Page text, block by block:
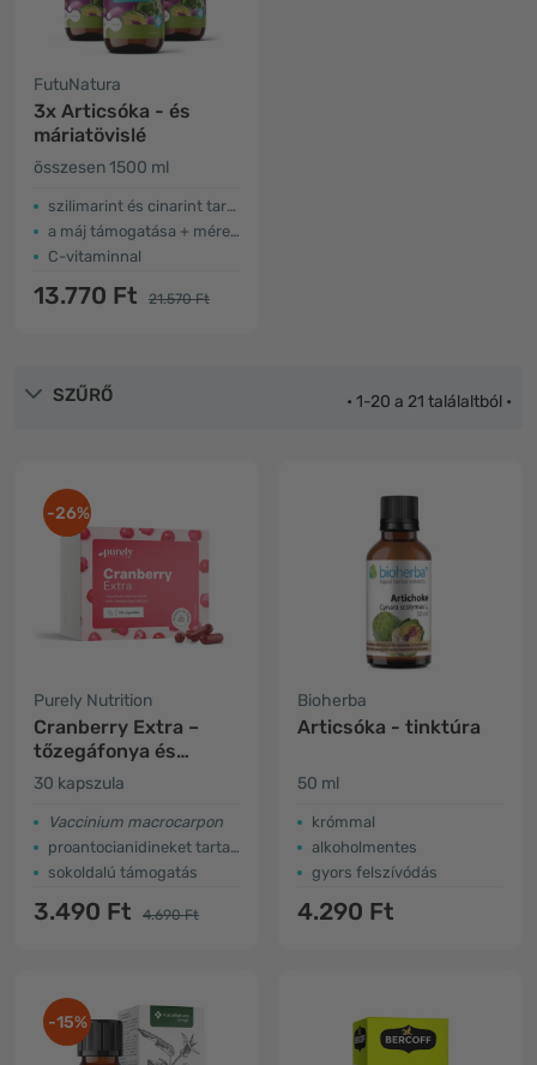
FutuNatura
3x Articsóka - és
máriatövislé
összesen 1500 ml
szilimarint és cinarint tartalmaz
a máj támogatása + méregtelenítés
C-vitaminnal
13.770 Ft 21.570 Ft
SZŰRŐ • 1-20 a 21 találaltból •
-26%
Purely Nutrition
Cranberry Extra –
tőzegáfonya és
petrezselyem kivonat
30 kapszula
Vaccinium macrocarpon
proantocianidineket tartalmaz
sokoldalú támogatás
3.490 Ft 4.690 Ft
Bioherba
Articsóka - tinktúra
50 ml
krómmal
alkoholmentes
gyors felszívódás
4.290 Ft
-15%